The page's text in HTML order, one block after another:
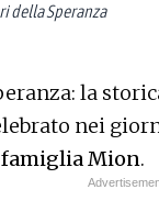
della Speranza
la
nei
famiglia Mion.